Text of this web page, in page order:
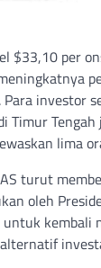
$33,10 per
investor
Timur
lima
turut
oleh
untuk